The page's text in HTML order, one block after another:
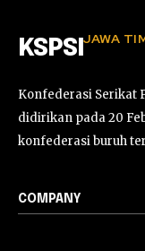
KSPSI JAWA
Konfederasi Serikat
didirikan pada 20
konfederasi buruh
COMPANY